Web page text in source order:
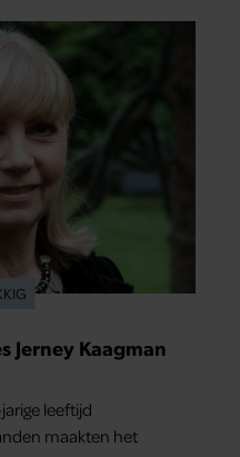
zijn.
Jerney Kaagman
leeftijd
maakten het